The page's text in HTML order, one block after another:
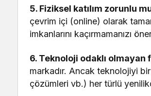
5. Fiziksel katılım zorunlu
çevrim içi (online) olarak
imkanlarını kaçırmamanızı
6. Teknoloji odaklı
markadır. Ancak teknolojiyi
çözümleri vb.) her türlü